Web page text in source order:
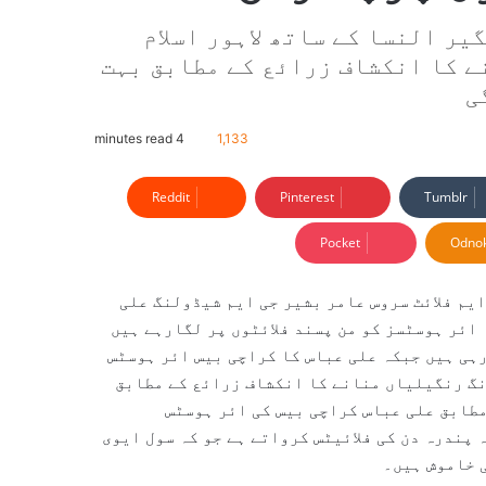
النسا کے ساتھ لاہور اسلام
کا انکشاف زرائع کے مطابق بہت
1,133
Tumblr
Pinterest
Reddit
Pocket
فلائٹ سروس عامر بشیر جی ایم شیڈولنگ علی
ہوسٹسز کو من پسند فلائٹوں پر لگارہے ہیں
ہیں جبکہ علی عباس کا کراچی بیس ائر ہوسٹس
رنگیلیاں منانے کا انکشاف زرائع کے مطابق
علی عباس کراچی بیس کی ائر ہوسٹس
پندرہ دن کی فلائیٹس کرواتے ہے جو کہ سول ایوی
خاموش ہیں۔